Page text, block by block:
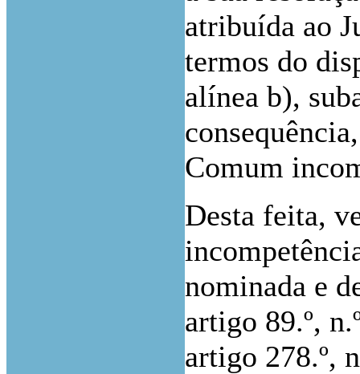
atribuída ao
termos do
alínea b),
Comum
Desta feita,
nominada e
artigo 89.º,
artigo 278.º,